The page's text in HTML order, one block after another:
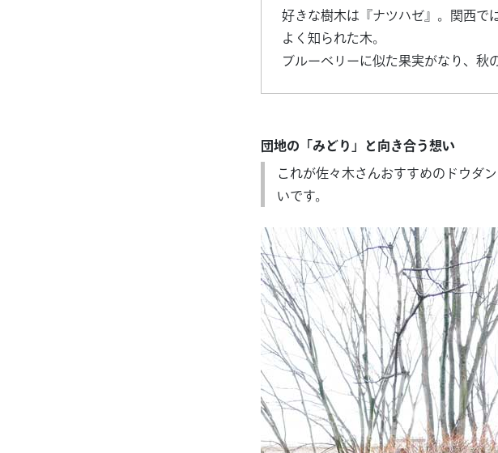
好きな樹木は『ナツハゼ』。関西で
よく知られた木。
ブルーベリーに似た果実がなり、秋
団地の「みどり」と向き合う想い
これが佐々木さんおすすめのドウダ
いです。